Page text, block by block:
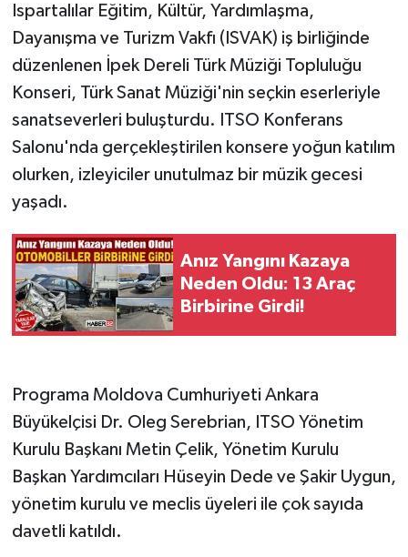
Ispartalılar Eğitim, Kültür, Yardımlaşma,
Dayanışma ve Turizm Vakfı (ISVAK) iş birliğinde
düzenlenen İpek Dereli Türk Müziği Topluluğu
Konseri, Türk Sanat Müziği'nin seçkin eserleriyle
sanatseverleri buluşturdu. ITSO Konferans
Salonu'nda gerçekleştirilen konsere yoğun katılım
olurken, izleyiciler unutulmaz bir müzik gecesi
yaşadı.
Anız Yangını Kazaya
Neden Oldu: 13 Araç
Birbirine Girdi!
Programa Moldova Cumhuriyeti Ankara
Büyükelçisi Dr. Oleg Serebrian, ITSO Yönetim
Kurulu Başkanı Metin Çelik, Yönetim Kurulu
Başkan Yardımcıları Hüseyin Dede ve Şakir Uygun,
yönetim kurulu ve meclis üyeleri ile çok sayıda
davetli katıldı.
Spor
Tarihi Yapılarımız
Teknoloji
Türkiye
Yerel
İletişim
Künye